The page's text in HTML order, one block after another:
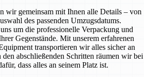
wir gemeinsam mit Ihnen alle Details – von
des passenden Umzugsdatums.
um die professionelle Verpackung und
Gegenstände. Mit unserem erfahrenen
transportieren wir alles sicher an
den abschließenden Schritten räumen wir bei
dass alles an seinem Platz ist.